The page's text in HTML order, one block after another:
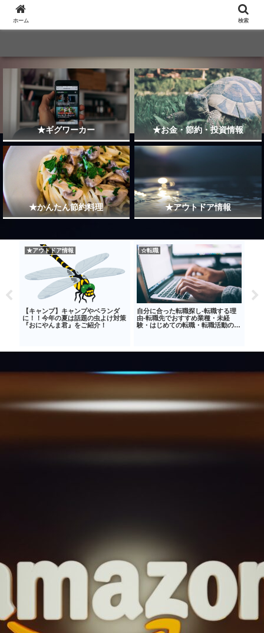
★ギグワーカー ★お金・節約・投資情報
★かんたん節約料理 ★アウトドア情報
★アウトドア情報
【キャンプ】キャンプやベランダ
に！！今年の夏は話題の虫よけ対策
『おにやんま君』をご紹介！
☆転職
自分に合った転職探し‐転職する理
由‐転職先でおすすめ業種・未経
験・はじめての転職・転職活動のは
ホーム 検索